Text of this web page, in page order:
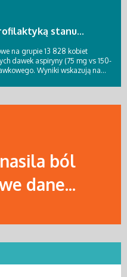
stanu...
na grupie 13 828 kobiet
dawek aspiryny (75 mg vs 150-
Wyniki wskazują na...
ból
dane...